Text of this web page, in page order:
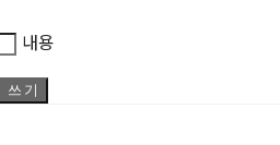
내용
쓰기